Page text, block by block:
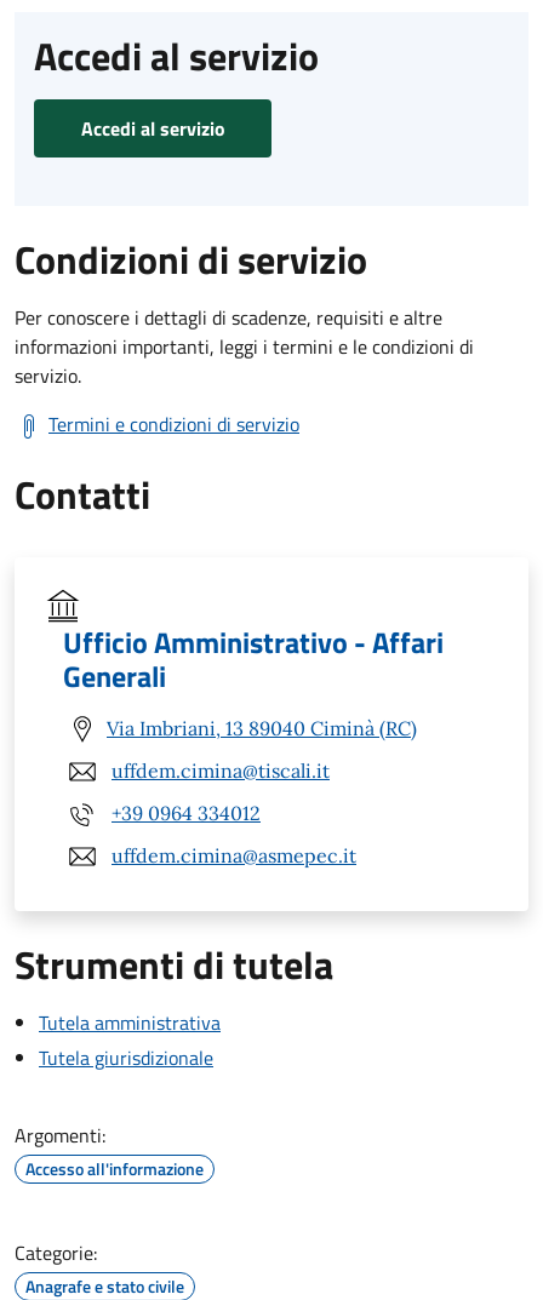
Accedi al servizio
Accedi al servizio
Condizioni di servizio
Per conoscere i dettagli di scadenze, requisiti e altre
informazioni importanti, leggi i termini e le condizioni di
servizio.
Termini e condizioni di servizio
Contatti
Ufficio Amministrativo - Affari
Generali
Via Imbriani, 13 89040 Ciminà (RC)
uffdem.cimina@tiscali.it
+39 0964 334012
uffdem.cimina@asmepec.it
Strumenti di tutela
Tutela amministrativa
Tutela giurisdizionale
Argomenti:
Accesso all'informazione
Categorie:
Anagrafe e stato civile